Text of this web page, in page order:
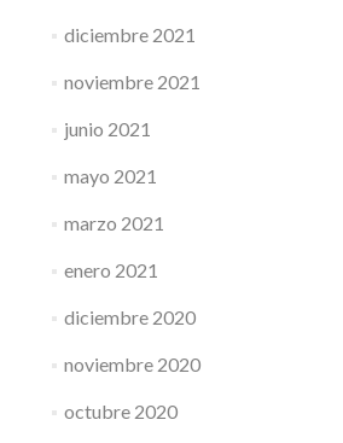
diciembre 2021
noviembre 2021
junio 2021
mayo 2021
marzo 2021
enero 2021
diciembre 2020
noviembre 2020
octubre 2020